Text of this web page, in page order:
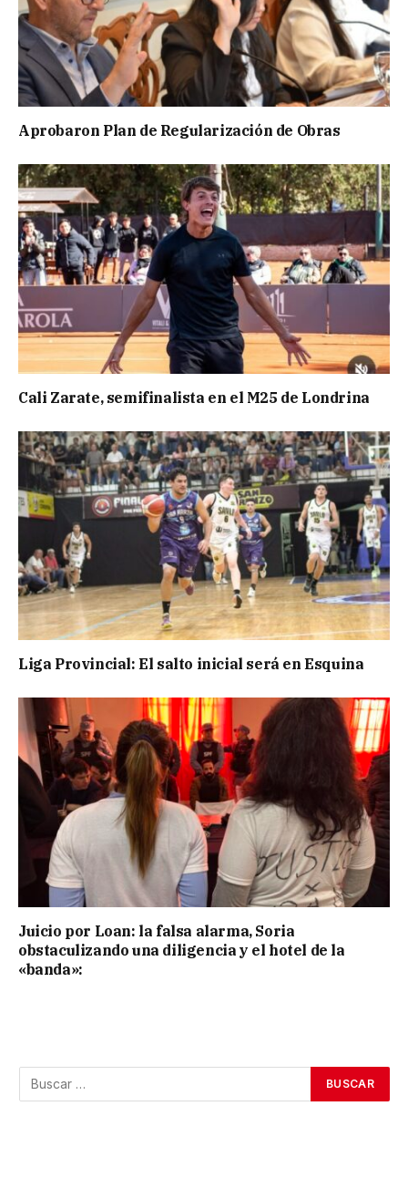
Aprobaron Plan de Regularización de Obras
Cali Zarate, semifinalista en el M25 de Londrina
Liga Provincial: El salto inicial será en Esquina
Juicio por Loan: la falsa alarma, Soria
obstaculizando una diligencia y el hotel de la
«banda»: